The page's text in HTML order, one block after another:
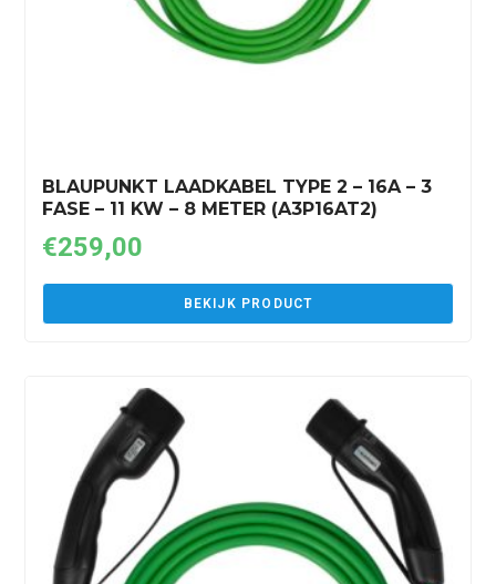
BLAUPUNKT LAADKABEL TYPE 2 – 16A – 3
FASE – 11 KW – 8 METER (A3P16AT2)
€259,00
BEKIJK PRODUCT